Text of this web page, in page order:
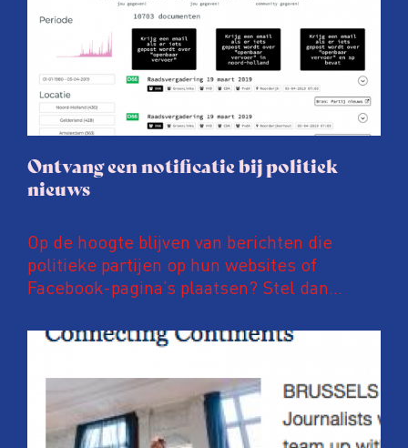
Ontvang een notificatie bij politiek
nieuws
Op de hoogte blijven van berichten die
politieke partijen op hun websites of
Facebook-pagina’s plaatsen? Stel dan
zijn meer dan 600.000 nieuwsberichten van
meer dan 800 nationale, regionale en lokale
politieke partijen te vinden. Ben je
bijvoorbeeld geïnteresseerd in
energietransitie, hoogbouw of